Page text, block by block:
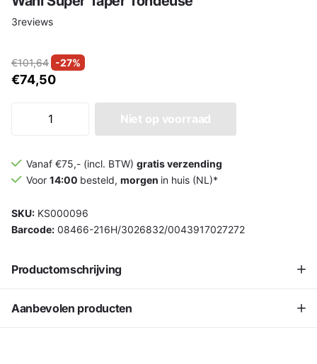
3reviews
€101,64 -27%
€74,50
Niet op voorraad
Vanaf €75,- (incl. BTW) gratis verzending
Voor 14:00 besteld, morgen in huis (NL)*
SKU: KS000096
Barcode: 08466-216H/3026832/0043917027272
Productomschrijving
Aanbevolen producten